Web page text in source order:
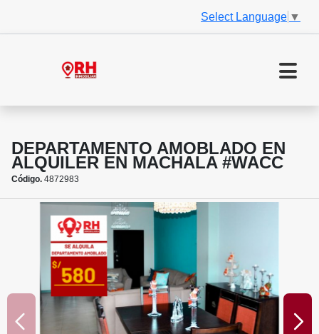
Select Language ▼
DEPARTAMENTO AMOBLADO EN
ALQUILER EN MACHALA #WACC
Código. 4872983